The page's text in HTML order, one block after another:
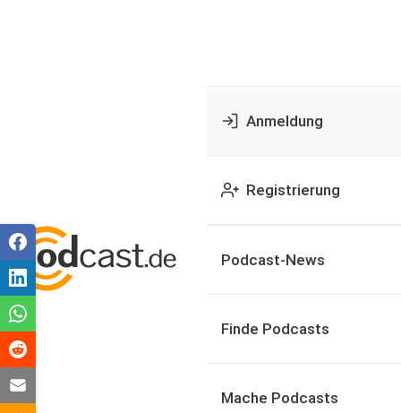
Anmeldung
Registrierung
Podcast-News
Finde Podcasts
Mache Podcasts